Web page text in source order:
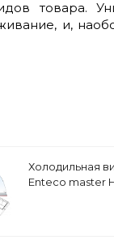
товара.
и,
Холодильная
Enteco master